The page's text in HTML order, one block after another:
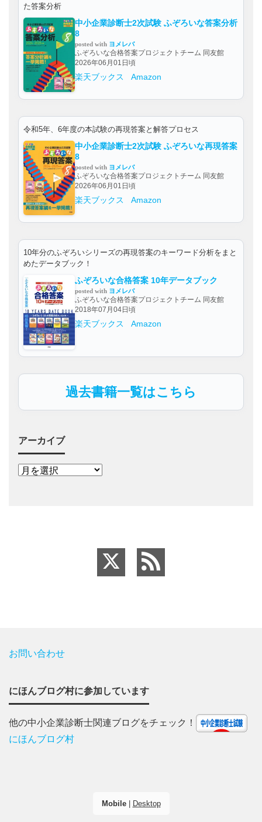
た答案分析
中小企業診断士2次試験 ふぞろいな答案分析
8
posted with ヨメレバ
ふぞろいな合格答案プロジェクトチーム 同友館
2026年06月01日頃
楽天ブックス Amazon
令和5年、6年度の本試験の再現答案と解答プロセス
中小企業診断士2次試験 ふぞろいな再現答案
8
posted with ヨメレバ
ふぞろいな合格答案プロジェクトチーム 同友館
2026年06月01日頃
楽天ブックス Amazon
10年分のふぞろいシリーズの再現答案のキーワード分析をまと
めたデータブック！
ふぞろいな合格答案 10年データブック
posted with ヨメレバ
ふぞろいな合格答案プロジェクトチーム 同友館
2018年07月04日頃
楽天ブックス Amazon
過去書籍一覧はこちら
アーカイブ
お問い合わせ
にほんブログ村に参加しています
他の中小企業診断士関連ブログをチェック！
にほんブログ村
Mobile| Desktop